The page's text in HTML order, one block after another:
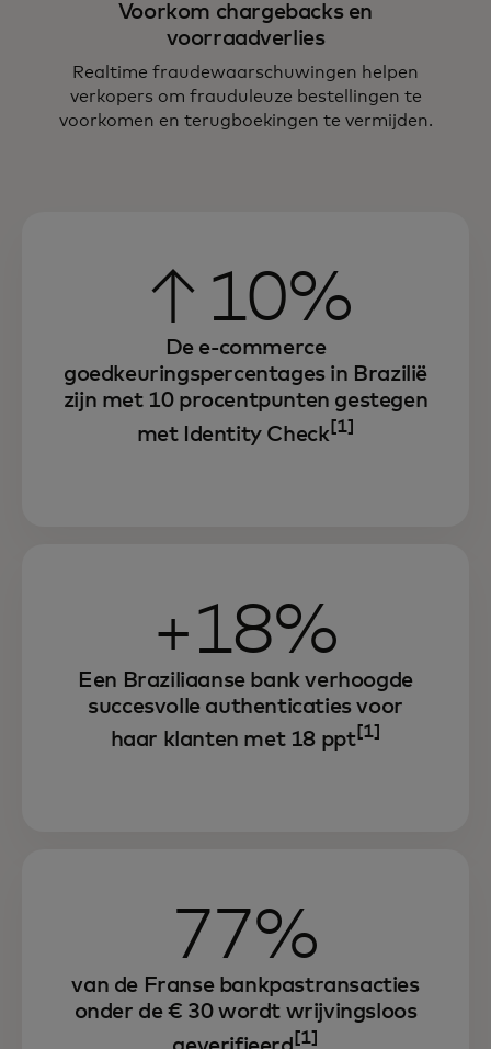
Voorkom chargebacks en
voorraadverlies
Realtime fraudewaarschuwingen helpen
verkopers om frauduleuze bestellingen te
voorkomen en terugboekingen te vermijden.
↑10%
De e-commerce
goedkeuringspercentages in Brazilië
zijn met 10 procentpunten gestegen
met Identity Check[1]
+18%
Een Braziliaanse bank verhoogde
succesvolle authenticaties voor
haar klanten met 18 ppt [1]
77%
van de Franse bankpastransacties
onder de € 30 wordt wrijvingsloos
[1]